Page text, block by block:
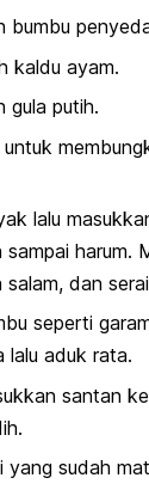
bumbu
kaldu ayam.
gula putih.
lalu
harum.
salam, dan
seperti
lalu aduk rata.
santan
yang sudah